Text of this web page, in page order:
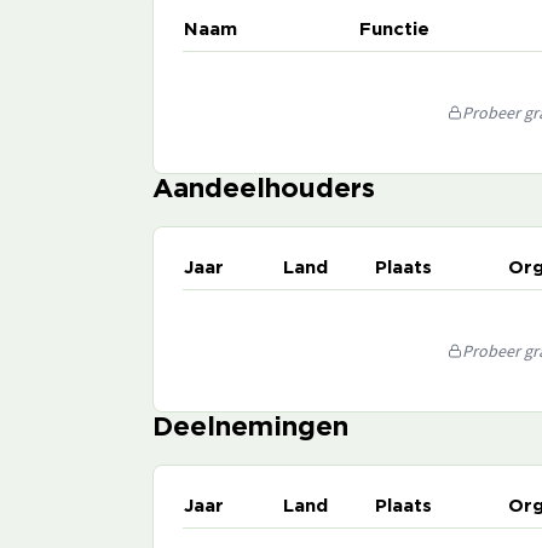
Naam Functie
Probeer
Aandeelhouders
Jaar Land Plaats
Probeer
Deelnemingen
Jaar Land Plaats